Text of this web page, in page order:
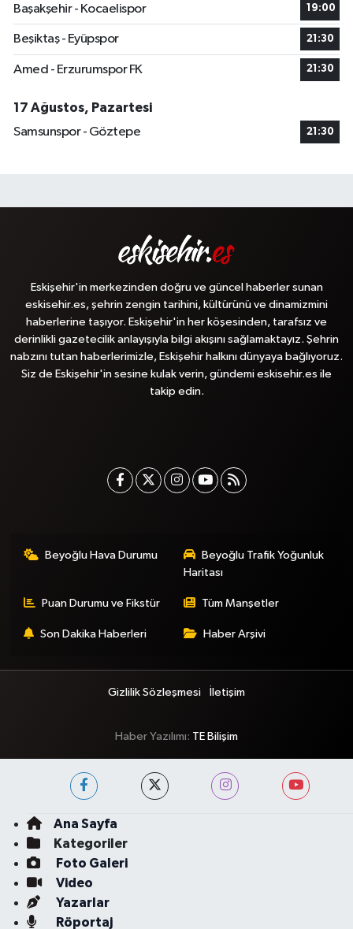
Başakşehir - Kocaelispor
19:00
Beşiktaş - Eyüpspor 21:30
Amed - Erzurumspor FK 21:30
17 Ağustos, Pazartesi
Samsunspor - Göztepe
21:30
Eskişehir'in merkezinden doğru ve güncel haberler sunan
eskisehir.es, şehrin zengin tarihini, kültürünü ve dinamizmini
haberlerine taşıyor. Eskişehir'in her köşesinden, tarafsız ve
derinlikli gazetecilik anlayışıyla bilgi akışını sağlamaktayız. Şehrin
nabzını tutan haberlerimizle, Eskişehir halkını dünyaya bağlıyoruz.
Siz de Eskişehir'in sesine kulak verin, gündemi eskisehir.es ile
takip edin.
Beyoğlu Hava Durumu
Beyoğlu Trafik Yoğunluk
Haritası
Puan Durumu ve Fikstür Tüm Manşetler
Son Dakika Haberleri Haber Arşivi
Gizlilik Sözleşmesi İletişim
Haber Yazılımı: TE Bilişim
Ana Sayfa
Kategoriler
Foto Galeri
Video
Yazarlar
Röportaj